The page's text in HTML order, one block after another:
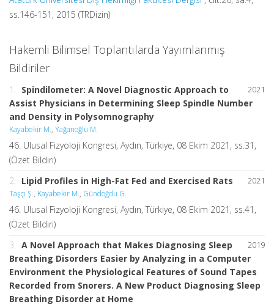
ss.146-151, 2015 (TRDizin)
Hakemli Bilimsel Toplantılarda Yayımlanmış
Bildiriler
2021
1. Spindilometer: A Novel Diagnostic Approach to
Assist Physicians in Determining Sleep Spindle Number
and Density in Polysomnography
Kayabekir M., Yağanoğlu M.
46. Ulusal Fizyoloji Kongresi, Aydın, Türkiye, 08 Ekim 2021, ss.31,
(Özet Bildiri)
2021
2. Lipid Profiles in High-Fat Fed and Exercised Rats
Taşçı Ş., Kayabekir M., Gündoğdu G.
46. Ulusal Fizyoloji Kongresi, Aydın, Türkiye, 08 Ekim 2021, ss.41,
(Özet Bildiri)
2019
3. A Novel Approach that Makes Diagnosing Sleep
Breathing Disorders Easier by Analyzing in a Computer
Environment the Physiological Features of Sound Tapes
Recorded from Snorers. A New Product Diagnosing Sleep
Breathing Disorder at Home